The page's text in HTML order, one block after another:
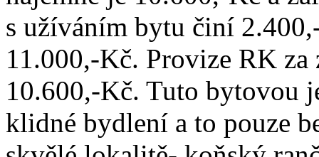
s užíváním bytu činí
11.000,-Kč. Provize RK
10.600,-Kč. Tuto bytovou
klidné bydlení a to pouze